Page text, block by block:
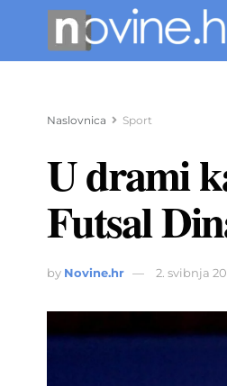
Naslovnica Sport
U drami
Futsal
by Novine.hr 2. svibnja